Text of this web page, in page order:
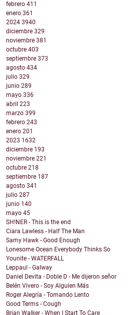
febrero 411
enero 361
2024 3940
diciembre 329
noviembre 381
octubre 403
septiembre 373
agosto 434
julio 329
junio 289
mayo 336
abril 223
marzo 399
febrero 243
enero 201
2023 1632
diciembre 193
noviembre 221
octubre 218
septiembre 187
agosto 341
julio 287
junio 140
mayo 45
SH!NER - This is the end
Ciara Lawless - Half The Man
Samy Hawk - Good Enough
Lonesome Ocean Everybody Thinks So
Younite - WATERFALL
Leppaul - Galway
Daniel Devita - Doble D - Me dijeron señor
Belén Vivero - Soy Alguien Más
Roger Alegría - Tomando Lento
Good Terms - Cough
Brian Walker - When I Start To Care